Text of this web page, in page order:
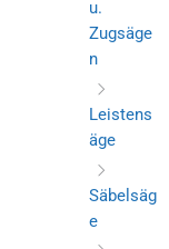
u.
Zugsäge
n
Leistens
äge
Säbelsäg
e